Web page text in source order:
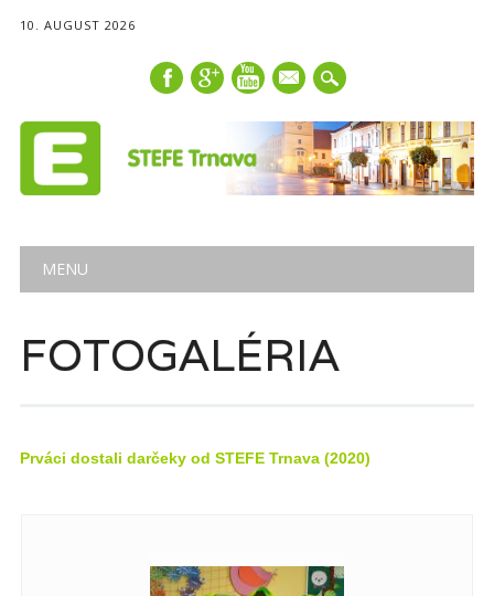
10. AUGUST 2026
mail
Main menu
MENU
FOTOGALÉRIA
Prváci dostali darčeky od STEFE Trnava (2020)